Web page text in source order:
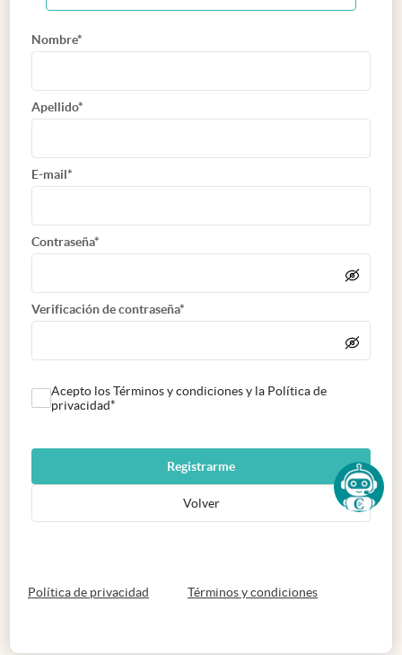
Nombre*
Apellido*
E-mail*
Contraseña*
Verificación de contraseña*
Acepto los Términos y condiciones y la Política de
privacidad*
Registrarme
Volver
Política de privacidad abre en nueva pestaña
Términos y condicionesabre en nueva